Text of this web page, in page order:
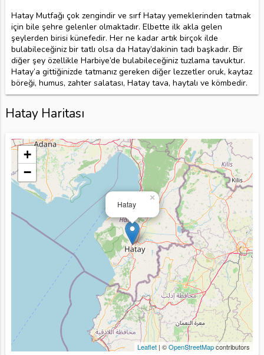
Hatay Mutfağı çok zengindir ve sırf Hatay yemeklerinden tatmak
için bile şehre gelenler olmaktadır. Elbette ilk akla gelen
şeylerden birisi künefedir. Her ne kadar artık birçok ilde
bulabileceğiniz bir tatlı olsa da Hatay’dakinin tadı başkadır. Bir
diğer şey özellikle Harbiye’de bulabileceğiniz tuzlama tavuktur.
Hatay’a gittiğinizde tatmanız gereken diğer lezzetler oruk, kaytaz
böreği, humus, zahter salatası, Hatay tava, haytalı ve kömbedir.
Hatay Haritası
Hatay
×
+
−
Leaflet| ©OpenStreetMapcontributors